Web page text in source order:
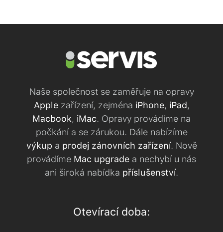
Naše společnost se zaměřuje na opravy
Applezařízení, zejména iPhone, iPad,
Macbook, iMac. Opravy provádíme na
počkání a se zárukou. Dále nabízíme
výkup a prodej zánovních zařízení. Nově
provádíme Mac upgrade a nechybí u nás
ani široká nabídka příslušenství.
Otevírací doba: